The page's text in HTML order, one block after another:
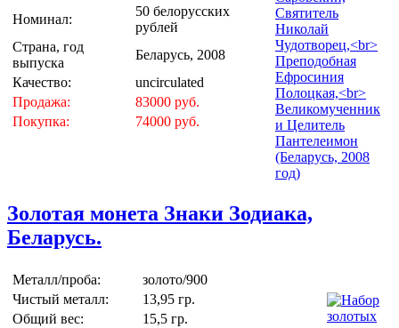
Номинал:
50 белорусских
рублей
Страна, год
выпуска
Беларусь, 2008
Качество:
uncirculated
Продажа:
83000 руб.
Покупка:
74000 руб.
Золотая монета Знаки Зодиака,
Беларусь.
Металл/проба:
золото/900
Чистый металл:
13,95 гр.
Общий вес:
15,5 гр.